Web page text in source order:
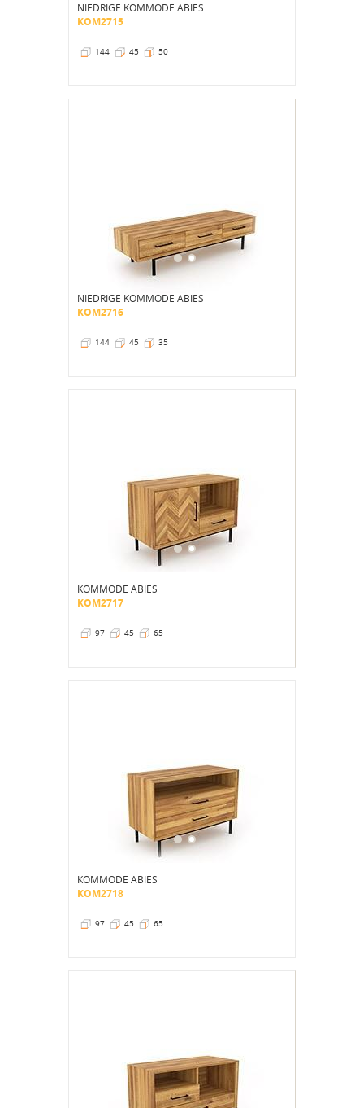
NIEDRIGE KOMMODE ABIES
KOM2715
144 45 50
NIEDRIGE KOMMODE ABIES
KOM2716
144 45 35
KOMMODE ABIES
KOM2717
97 45 65
KOMMODE ABIES
KOM2718
97 45 65